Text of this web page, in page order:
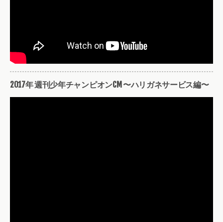
2017年 週刊少年チャンピオンCM 〜ハリガネサービス編〜